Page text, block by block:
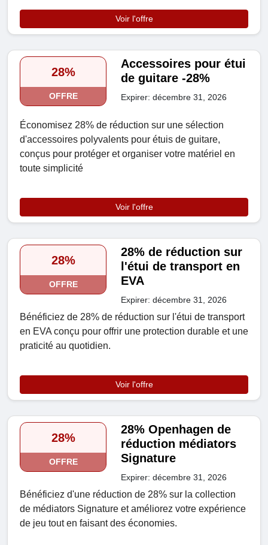
Voir l'offre
28%
OFFRE
Accessoires pour étui
de guitare -28%
Expirer: décembre 31, 2026
Économisez 28% de réduction sur une sélection
d'accessoires polyvalents pour étuis de guitare,
conçus pour protéger et organiser votre matériel en
toute simplicité
Voir l'offre
28%
OFFRE
28% de réduction sur
l'étui de transport en
EVA
Expirer: décembre 31, 2026
Bénéficiez de 28% de réduction sur l'étui de transport
en EVA conçu pour offrir une protection durable et une
praticité au quotidien.
Voir l'offre
28%
OFFRE
28% Openhagen de
réduction médiators
Signature
Expirer: décembre 31, 2026
Bénéficiez d'une réduction de 28% sur la collection
de médiators Signature et améliorez votre expérience
de jeu tout en faisant des économies.